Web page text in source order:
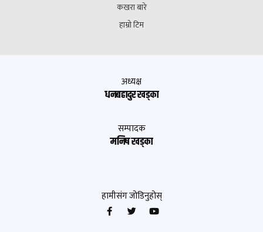
कखरा बारे
हाम्रो टिम
अध्यक्ष
धनबहादुर खड्का
सम्पादक
मनिष खड्का
हामीसंग जोडिनुहोस्